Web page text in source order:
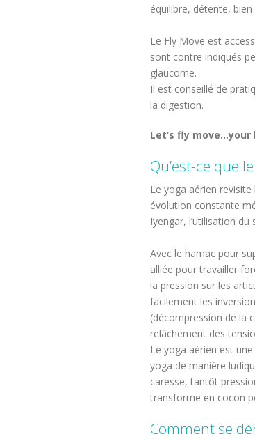
équilibre, détente,
Le Fly Move est
sont contre indiqués
glaucome.
Il est conseillé de
la digestion.
Let’s fly move…your
Qu’est-ce que
Le yoga aérien
évolution constante
Iyengar, l’utilisation du
Avec le hamac pour
alliée pour travailler
la pression sur les
facilement les
(décompression de la
relâchement des
Le yoga aérien est
yoga de manière
caresse, tantôt
transforme en cocon
Comment se